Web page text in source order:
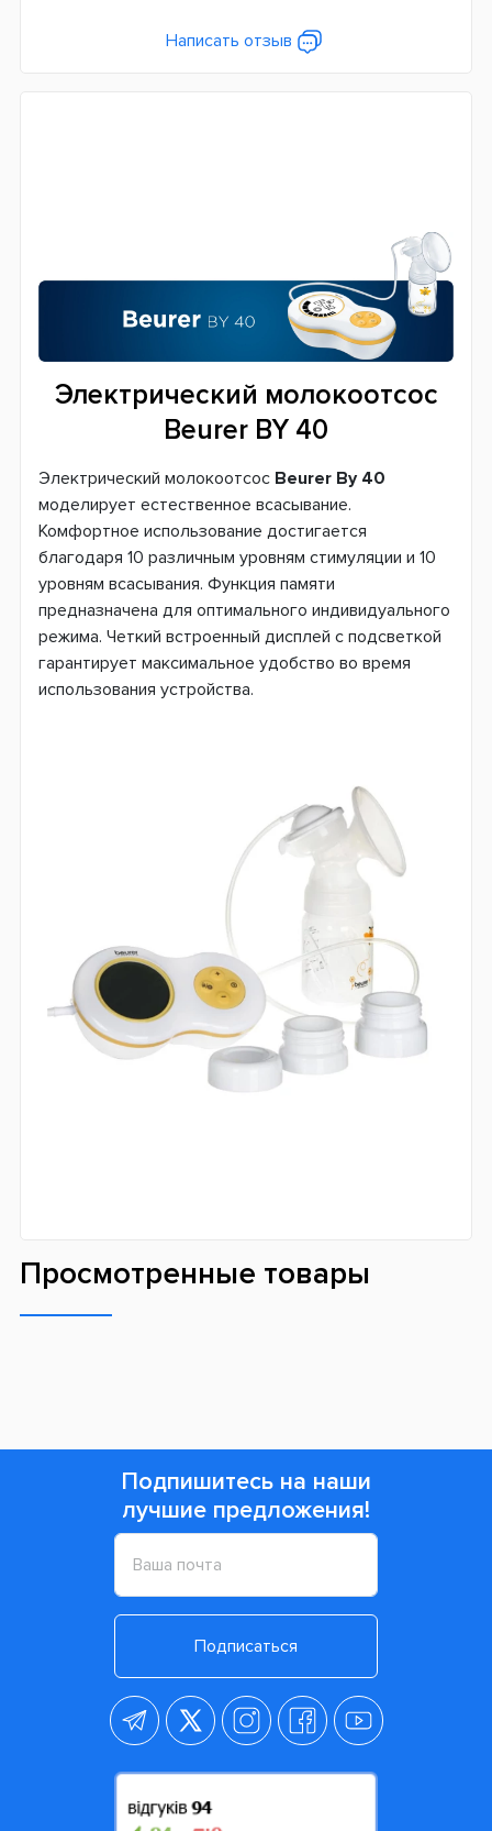
Написать отзыв
Электрический молокоотсос
Beurer BY 40
Электрический молокоотсос Beurer By 40
моделирует естественное всасывание.
Комфортное использование достигается
благодаря 10 различным уровням стимуляции и 10
уровням всасывания. Функция памяти
предназначена для оптимального индивидуального
режима. Четкий встроенный дисплей с подсветкой
гарантирует максимальное удобство во время
использования устройства.
Просмотренные товары
Подпишитесь на наши
лучшие предложения!
Подписаться